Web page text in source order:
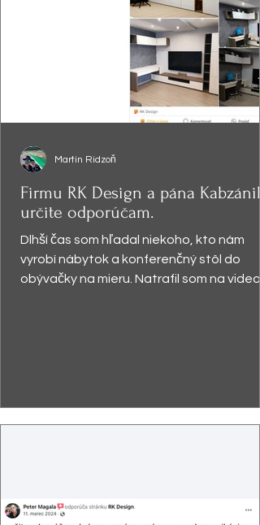
Firmu RK Design a pána
určite odporúčam.
Dlhší čas som hľadal niekoho, kto nám
vyrobí nábytok a konferenčný stôl do
obývačky na mieru. Natrafil som na video,
Martin Ridzoň